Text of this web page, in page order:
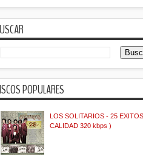
POPULARES
LOS SOLITARIOS - 25
CALIDAD 320 kbps )